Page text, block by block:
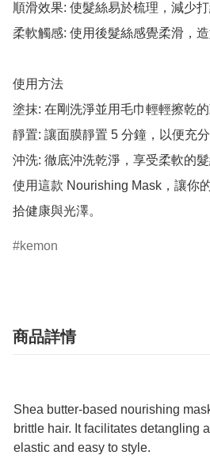
順滑效果: 使髮絲易於梳理，減少打
柔軟觸感: 使用後髮絲感覺柔滑，造
使用方法
塗抹: 在剛洗淨並用毛巾輕輕擦乾
靜置: 讓面膜靜置 5 分鐘，以便充分
沖洗: 徹底沖洗乾淨，享受柔軟的髮
使用這款 Nourishing Mask，讓你
拾健康與光澤。
kemon
商品詳情
Shea butter-based nourishing
brittle hair. It facilitates detangling
elastic and easy to style.